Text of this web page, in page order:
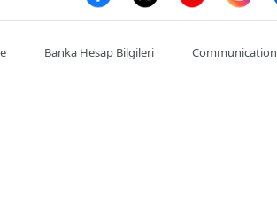
Banka Hesap Bilgileri Communication